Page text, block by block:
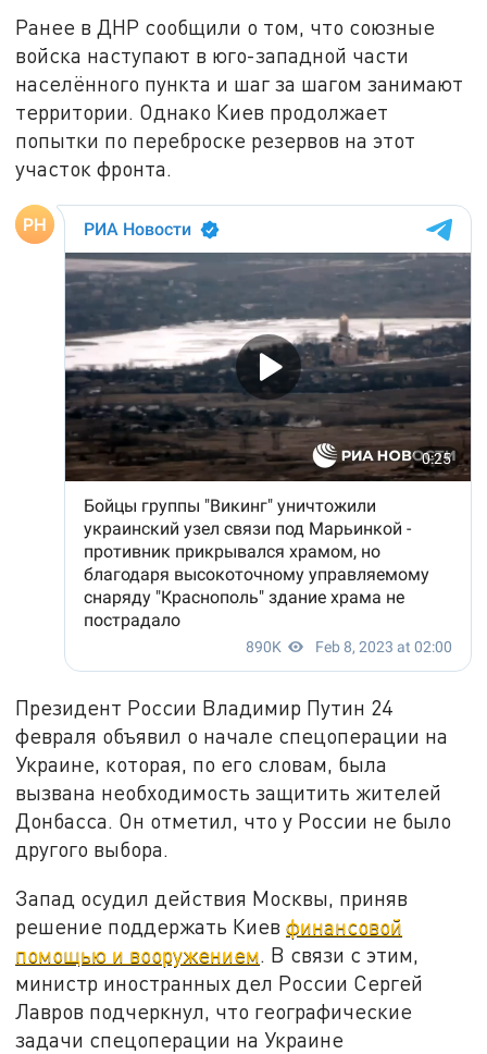
Ранее в ДНР сообщили о том, что союзные
войска наступают в юго-западной части
населённого пункта и шаг за шагом занимают
территории. Однако Киев продолжает
попытки по переброске резервов на этот
участок фронта.
Президент России Владимир Путин 24
февраля объявил о начале спецоперации на
Украине, которая, по его словам, была
вызвана необходимость защитить жителей
Донбасса. Он отметил, что у России не было
другого выбора.
Запад осудил действия Москвы, приняв
решение поддержать Киевфинансовой
помощью и вооружением. В связи с этим,
министр иностранных дел России Сергей
Лавров подчеркнул, что географические
задачи спецоперации на Украине